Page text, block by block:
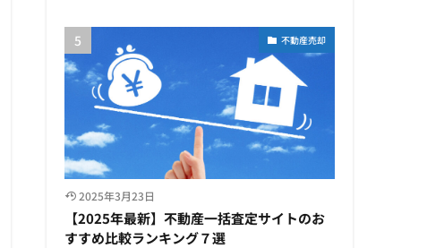
不動産売却
2025年3月23日
【2025年最新】不動産一括査定サイトのお
すすめ比較ランキング７選